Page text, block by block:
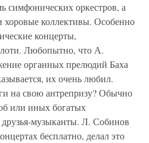
симфонических оркестров, а
коллективы. Особенно
концерты,
Любопытно, что А.
органных прелюдий Баха
их очень любил.
на свою антрепризу? Обычно
или иных богатых
музыканты. Л. Собинов
бесплатно, делал это